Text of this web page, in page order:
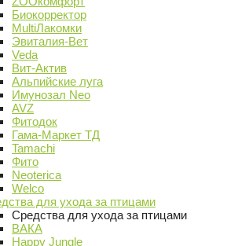
Биокорректор
MultiЛакомки
Эвиталия-Вет
Veda
Вит-Актив
Альпийские луга
Имунозал Neo
AVZ
Фитодок
Гама-Маркет ТД
Tamachi
Фито
Neoterica
Welco
для ухода за птицами
Средства для ухода за птицами
ВАКА
Happy Jungle